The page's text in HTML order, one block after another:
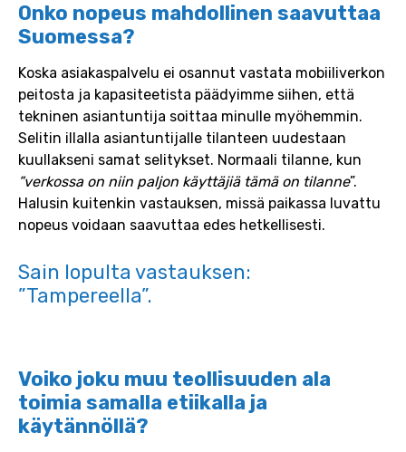
Onko nopeus mahdollinen saavuttaa
Suomessa?
Koska asiakaspalvelu ei osannut vastata mobiiliverkon
peitosta ja kapasiteetista päädyimme siihen, että
tekninen asiantuntija soittaa minulle myöhemmin.
Selitin illalla asiantuntijalle tilanteen uudestaan
kuullakseni samat selitykset. Normaali tilanne, kun
”verkossa on niin paljon käyttäjiä tämä on tilanne”.
Halusin kuitenkin vastauksen, missä paikassa luvattu
nopeus voidaan saavuttaa edes hetkellisesti.
Sain lopulta vastauksen:
”Tampereella”.
Voiko joku muu teollisuuden ala
toimia samalla etiikalla ja
käytännöllä?